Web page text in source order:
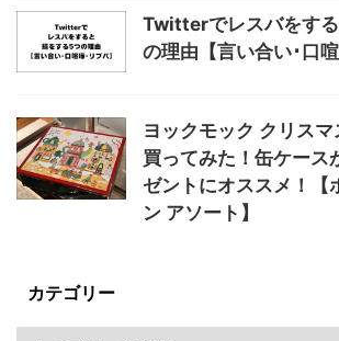
Twitterでレスバをす
の理由【言い合い･口喧
ヨックモック クリス
買ってみた！缶ケース
ゼントにオススメ！【
ン アソート】
カテゴリー